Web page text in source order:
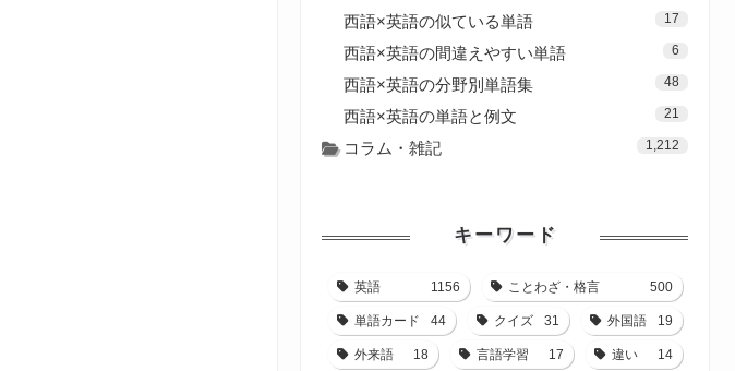
西語×英語の似ている単語 17
西語×英語の間違えやすい単語 6
西語×英語の分野別単語集 48
西語×英語の単語と例文 21
コラム・雑記 1,212
キーワード
英語 1156 ことわざ・格言 500
単語カード 44 クイズ 31 外国語 19
外来語 18 言語学習 17 違い 14